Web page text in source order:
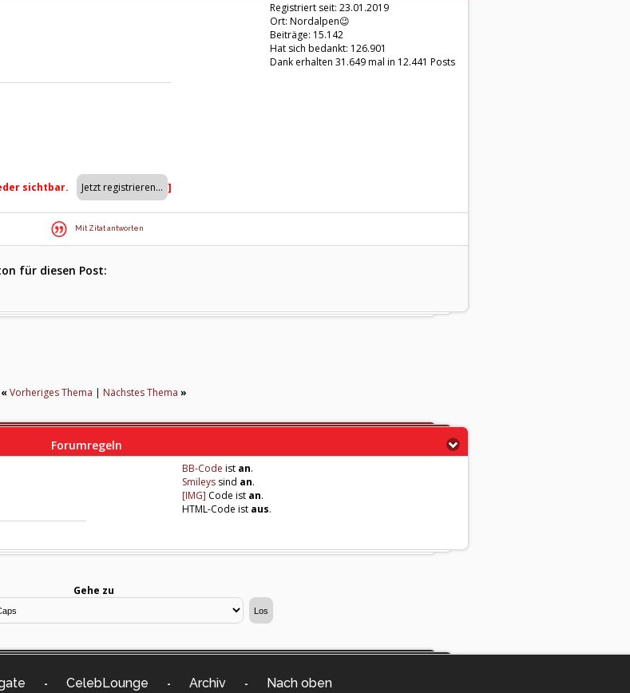
Registriert seit: 23.01.2019
Ort: Nordalpen😉
Beiträge: 15.142
Hat sich bedankt: 126.901
Dank erhalten 31.649 mal in 12.441 Posts
sichtbar. ]
Mit Zitat antworten
für diesen Post:
« Vorheriges Thema | Nächstes Thema »
Forumregeln
BB-Code ist an.
Smileys sind an.
[IMG] Code ist an.
HTML-Code ist aus.
Gehe zu
- CelebLounge - Archiv - Nach oben